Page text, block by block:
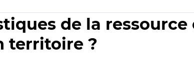
de la ressource
territoire ?